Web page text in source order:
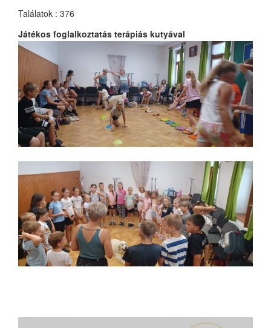
Találatok : 376
Játékos foglalkoztatás terápiás kutyával